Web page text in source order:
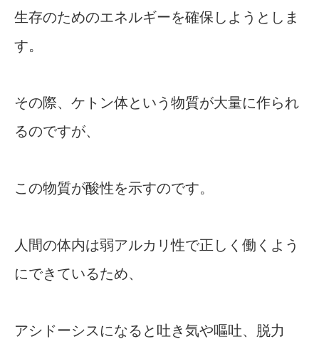
生存のためのエネルギーを確保しようとしま
す。
その際、ケトン体という物質が大量に作られ
るのですが、
この物質が酸性を示すのです。
人間の体内は弱アルカリ性で正しく働くよう
にできているため、
アシドーシスになると吐き気や嘔吐、脱力